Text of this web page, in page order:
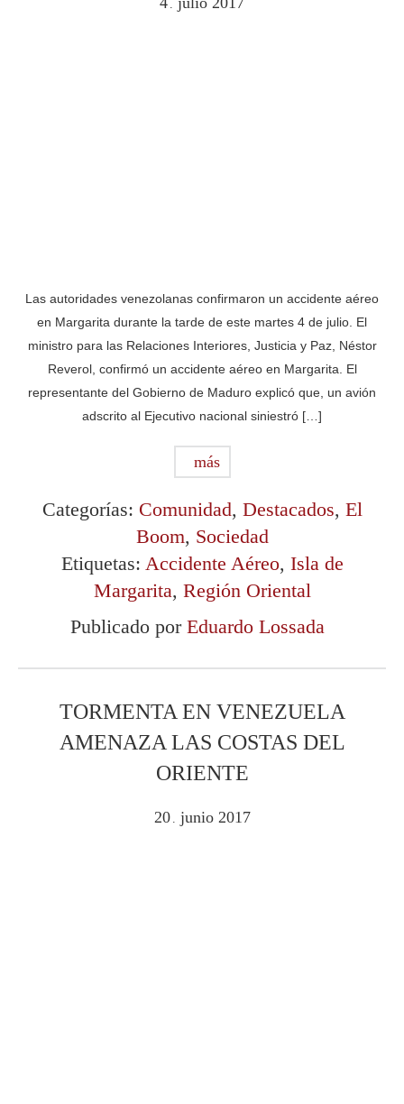
.
Las autoridades venezolanas confirmaron un accidente aéreo
en Margarita durante la tarde de este martes 4 de julio. El
ministro para las Relaciones Interiores, Justicia y Paz, Néstor
Reverol, confirmó un accidente aéreo en Margarita. El
representante del Gobierno de Maduro explicó que, un avión
adscrito al Ejecutivo nacional siniestró […]
más
Categorías: Comunidad, Destacados, El
Boom, Sociedad
Etiquetas: Accidente Aéreo, Isla de
Margarita, Región Oriental
Publicado por Eduardo Lossada
TORMENTA EN VENEZUELA
AMENAZA LAS COSTAS DEL
ORIENTE
20 . junio 2017